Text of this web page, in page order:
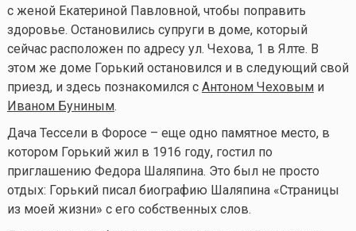
с женой Екатериной Павловной, чтобы поправить
здоровье. Остановились супруги в доме, который
сейчас расположен по адресу ул. Чехова, 1 в Ялте. В
этом же доме Горький остановился и в следующий свой
приезд, и здесь познакомился с Антоном Чеховыми
Иваном Буниным.
Дача Тессели в Форосе – еще одно памятное место, в
котором Горький жил в 1916 году, гостил по
приглашению Федора Шаляпина. Это был не просто
отдых: Горький писал биографию Шаляпина «Страницы
из моей жизни» с его собственных слов.